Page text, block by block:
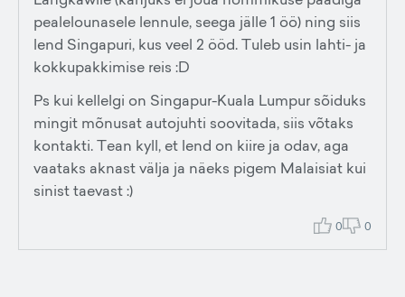
pealelounasele lennule, seega jälle 1 öö) ning siis
lend Singapuri, kus veel 2 ööd. Tuleb usin lahti- ja
kokkupakkimise reis :D
Ps kui kellelgi on Singapur-Kuala Lumpur sõiduks
mingit mõnusat autojuhti soovitada, siis võtaks
kontakti. Tean kyll, et lend on kiire ja odav, aga
vaataks aknast välja ja näeks pigem Malaisiat kui
sinist taevast :)
0 0